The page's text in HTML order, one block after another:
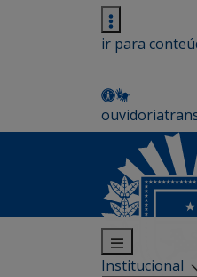
ir para
ouvidoria
Institucional